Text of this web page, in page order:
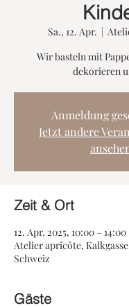
Sa., 12. Apr.
  |
Wir basteln mit
dekorieren
Anmeldung
Jetzt andere
Zeit & Ort
12. Apr. 2025, 10:00 – 14:00
Atelier apricôte,
Schweiz
Gäste